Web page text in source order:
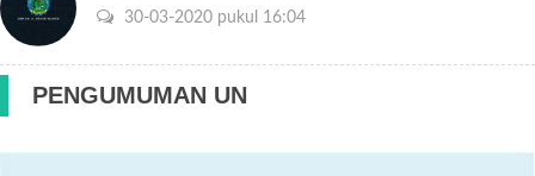
30-03-2020 pukul 16:04
PENGUMUMAN UN